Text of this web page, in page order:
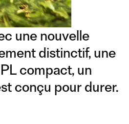
une nouvelle
distinctif, une
compact, un
conçu pour durer.